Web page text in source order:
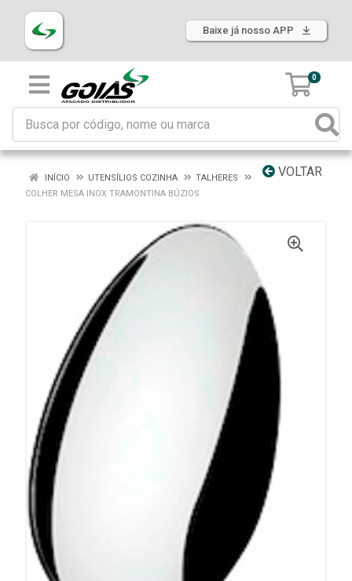
Baixe já nosso APP
0
VOLTAR
INÍCIO UTENSÍLIOS COZINHA
TALHERES
COLHER MESA INOX TRAMONTINA BÚZIOS